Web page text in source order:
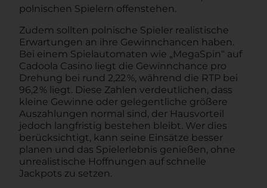
polnischen Spielern offenstehen.
Zudem sollten polnische Spieler realistische
Erwartungen an ihre Gewinnchancen haben.
Bei einem Spielautomaten wie „MegaSpin“ auf
Cadoola Casino liegt die Gewinnchance pro
Drehung bei rund 2,22 %, während die RTP bei
96,2 % liegt. Diese Zahlen verdeutlichen, dass
kleine Gewinne oder gelegentliche größere
Auszahlungen normal sind, der Hausvorteil
jedoch langfristig bestehen bleibt. Wer dies
berücksichtigt, kann seine Einsätze besser
planen und das Spielerlebnis genießen, ohne
unrealistische Hoffnungen auf schnelle
Jackpots zu setzen.